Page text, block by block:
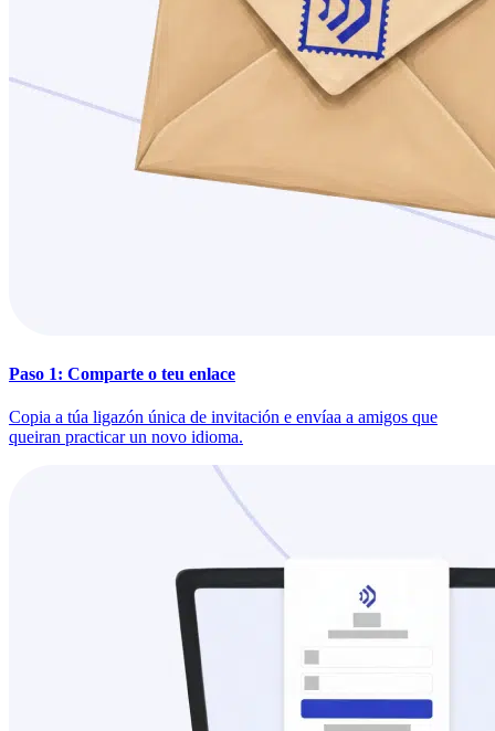
Paso 1: Comparte o teu enlace
Copia a túa ligazón única de invitación e envíaa a amigos que
queiran practicar un novo idioma.